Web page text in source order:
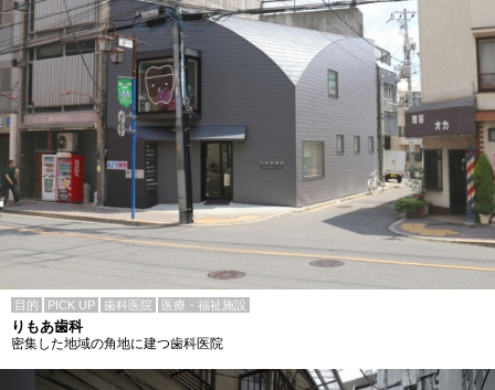
目的 PICK UP 歯科医院 医療・福祉施設
りもあ歯科
密集した地域の角地に建つ歯科医院